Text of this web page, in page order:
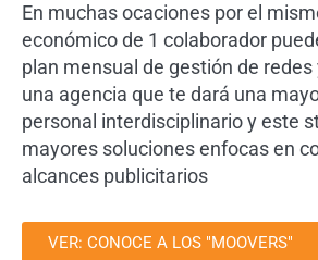
En muchas ocaciones por el
económico de 1 colaborador
plan mensual de gestión de redes
una agencia que te dará una
personal interdisciplinario y este
mayores soluciones enfocas en
alcances publicitarios
VER: CONOCE A LOS "MOOVERS"